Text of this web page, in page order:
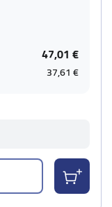
47,01 €
37,61 €